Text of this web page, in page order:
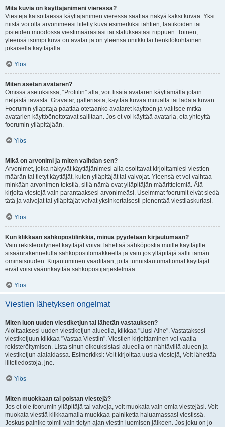
Mitä kuvia on käyttäjänimeni vieressä?
Viestejä katsottaessa käyttäjänimen vieressä saattaa näkyä kaksi kuvaa. Yksi
niistä voi olla arvonimeesi liitetty kuva esimerkiksi tähtien, laatikoiden tai
pisteiden muodossa viestimäärästäsi tai statuksestasi riippuen. Toinen,
yleensä isompi kuva on avatar ja on yleensä uniikki tai henkilökohtainen
jokaisella käyttäjällä.
Ylös
Miten asetan avataren?
Omissa asetuksissa, “Profiilin” alla, voit lisätä avataren käyttämällä jotain
neljästä tavasta: Gravatar, galleriasta, käyttää kuvaa muualta tai ladata kuvan.
Foorumin ylläpitäjä päättää otetaanko avataret käyttöön ja valitsee mitkä
avatarien käyttöönottotavat sallitaan. Jos et voi käyttää avataria, ota yhteyttä
foorumin ylläpitäjään.
Ylös
Mikä on arvonimi ja miten vaihdan sen?
Arvonimet, jotka näkyvät käyttäjänimesi alla osoittavat kirjoittamiesi viestien
määrän tai tietyt käyttäjät, kuten ylläpitäjät tai valvojat. Yleensä et voi vaihtaa
minkään arvonimen tekstiä, sillä nämä ovat ylläpitäjän määrittelemiä. Älä
kirjoita viestejä vain parantaaksesi arvonimeäsi. Useimmat foorumit eivät siedä
tätä ja valvojat tai ylläpitäjät voivat yksinkertaisesti pienentää viestilaskuriasi.
Ylös
Kun klikkaan sähköpostilinkkiä, minua pyydetään kirjautumaan?
Vain rekisteröityneet käyttäjät voivat lähettää sähköpostia muille käyttäjille
sisäänrakennetulla sähköpostilomakkeella ja vain jos ylläpitäjä sallii tämän
ominaisuuden. Kirjautuminen vaaditaan, jotta tunnistautumattomat käyttäjät
eivät voisi väärinkäyttää sähköpostijärjestelmää.
Ylös
Viestien lähetyksen ongelmat
Miten luon uuden viestiketjun tai lähetän vastauksen?
Aloittaaksesi uuden viestiketjun alueella, klikkaa "Uusi Aihe". Vastataksesi
viestiketjuun klikkaa "Vastaa Viestiin". Viestien kirjoittaminen voi vaatia
rekisteröitymisen. Lista sinun oikeuksistasi alueella on nähtävillä alueen ja
viestiketjun alalaidassa. Esimerkiksi: Voit kirjoittaa uusia viestejä, Voit lähettää
liitetiedostoja, jne.
Ylös
Miten muokkaan tai poistan viestejä?
Jos et ole foorumin ylläpitäjä tai valvoja, voit muokata vain omia viestejäsi. Voit
muokata viestiä klikkaamalla muokkaa-painiketta haluamassasi viestissä.
Joskus painike toimii vain tietyn ajan viestin luomisen jälkeen. Jos joku on jo